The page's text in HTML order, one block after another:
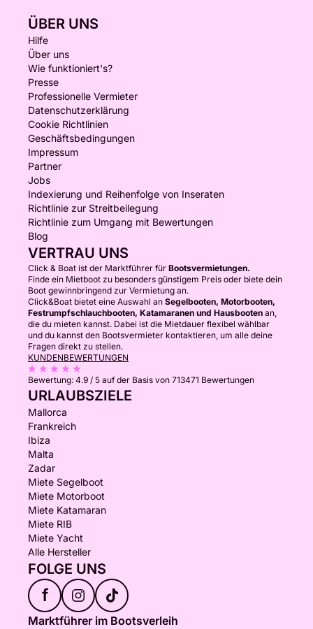
ÜBER UNS
Hilfe
Über uns
Wie funktioniert's?
Presse
Professionelle Vermieter
Datenschutzerklärung
Cookie Richtlinien
Geschäftsbedingungen
Impressum
Partner
Jobs
Indexierung und Reihenfolge von Inseraten
Richtlinie zur Streitbeilegung
Richtlinie zum Umgang mit Bewertungen
Blog
VERTRAU UNS
Click & Boat ist der Marktführer für Bootsvermietungen.
Finde ein Mietboot zu besonders günstigem Preis oder biete dein
Boot gewinnbringend zur Vermietung an.
Click&Boat bietet eine Auswahl an Segelbooten, Motorbooten,
Festrumpfschlauchbooten, Katamaranen und Hausbooten an,
die du mieten kannst. Dabei ist die Mietdauer flexibel wählbar
und du kannst den Bootsvermieter kontaktieren, um alle deine
Fragen direkt zu stellen.
KUNDENBEWERTUNGEN
Bewertung: 4.9 / 5 auf der Basis von 713471 Bewertungen
URLAUBSZIELE
Mallorca
Frankreich
Ibiza
Malta
Zadar
Miete Segelboot
Miete Motorboot
Miete Katamaran
Miete RIB
Miete Yacht
Alle Hersteller
FOLGE UNS
f
Marktführer im Bootsverleih